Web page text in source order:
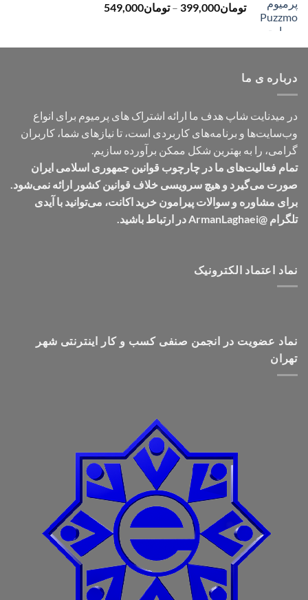
تومان399,000
– تومان549,000
تا
درباره ی ما
در میدنایت شاپ هدف ما ارائه اشتراک های پرمیوم برای انواع
وب‌سایت‌ها و برنامه‌های کاربردی است، تا نیازهای شما، کاربران
گرامی، را به بهترین شکل ممکن برآورده سازیم.
تمام فعالیت‌های ما در چارچوب قوانین جمهوری اسلامی ایران
صورت می‌گیرد و هیچ سرویسی خلاف قوانین کشور ارائه نمی‌شود.
برای مشاوره و سوالات پیرامون خرید اکانت، می‌توانید با آیدی
تلگرام @ArmanLaghaei در ارتباط باشید.
نماد اعتماد الکترونیک
نماد عضویت در انجمن صنفی کسب و کار اینترنتی شهر
تهران